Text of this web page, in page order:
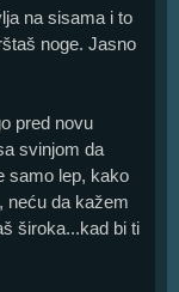
na sisama i to
noge. Jasno
pred novu
svinjom da
samo lep, kako
neću da kažem
široka...kad bi ti